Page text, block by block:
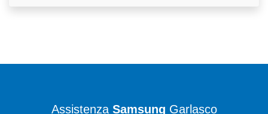
Assistenza Samsung Garlasco